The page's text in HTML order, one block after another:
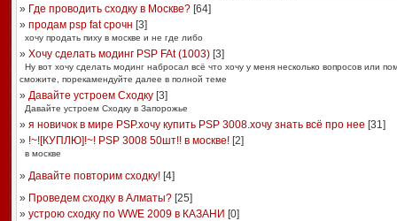
» Где проводить сходку в Москве?[64]
» продам psp fat срочн [3]
хочу продать пиху в москве и не где либо
» Хочу сделать модинг PSP FAt (1003)[3]
Ну вот хочу сделать модинг набросал всё что хочу у меня несколько вопросов или
сможите, порекамендуйте далее в полной теме
» Давайте устроем Сходку[3]
Давайте устроем Сходку в Запорожье
» я новичок в мире PSP.хочу купить PSP 3008.хочу знать всё про нее [31]
» !~![КУПЛЮ]!~! PSP 3008 50шт!! в москве![2]
в москве
» Давайте повторим сходку![4]
» Проведем сходку в Алматы?[25]
» устрою сходку по WWE 2009 в КАЗАНИ [0]